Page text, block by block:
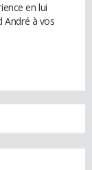
en lui
André à vos